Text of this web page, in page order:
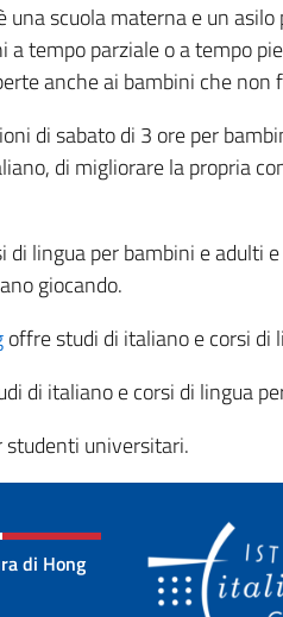
una scuola materna e un
tempo parziale o a tempo
anche ai bambini che non
di sabato di 3 ore per
di migliorare la propria
di lingua per bambini e adulti
giocando.
offre studi di italiano e corsi
di italiano e corsi di lingua
studenti universitari.
di Hong